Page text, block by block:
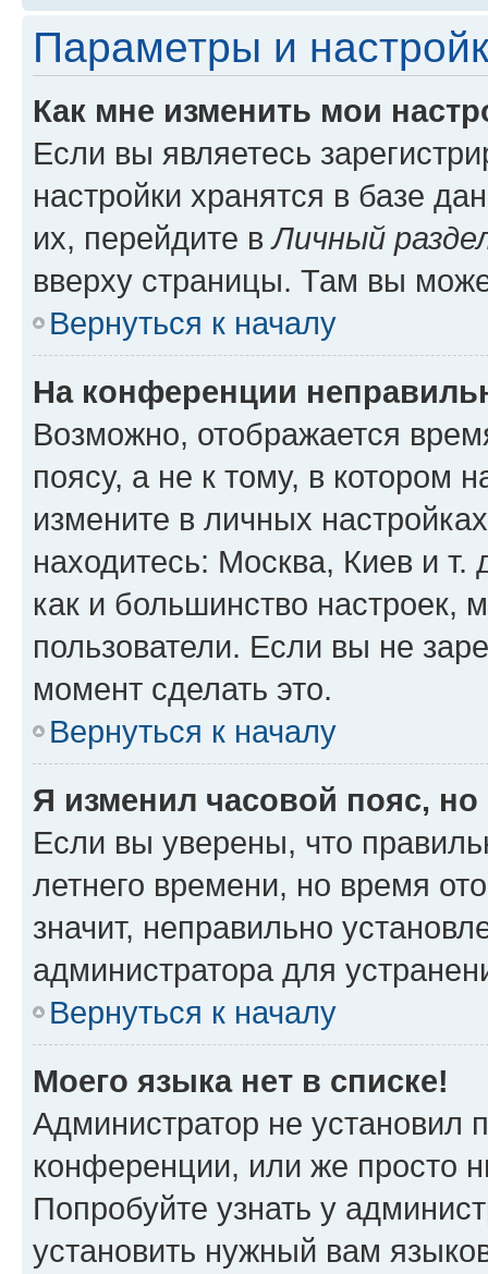
Параметры и
Как мне изменить мои
Если вы являетесь
настройки хранятся в базе
их, перейдите вЛичный
вверху страницы. Там вы
Вернуться к началу
На конференции
Возможно, отображается
поясу, а не к тому, в котором
измените в личных
находитесь: Москва, Киев и т.
как и большинство настроек,
пользователи. Если вы не
момент сделать это.
Вернуться к началу
Я изменил часовой пояс,
Если вы уверены, что
летнего времени, но время
значит, неправильно
администратора для
Вернуться к началу
Моего языка нет в списке!
Администратор не установил
конференции, или же просто
Попробуйте узнать у
установить нужный вам